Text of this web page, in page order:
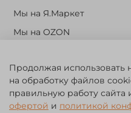
Мы на Я.Маркет
Мы на OZON
Корзина
©️ 2014 - 2024 Forest River.
Продолжая использовать
на обработку файлов
правильную работу сайта
офертой и политикой